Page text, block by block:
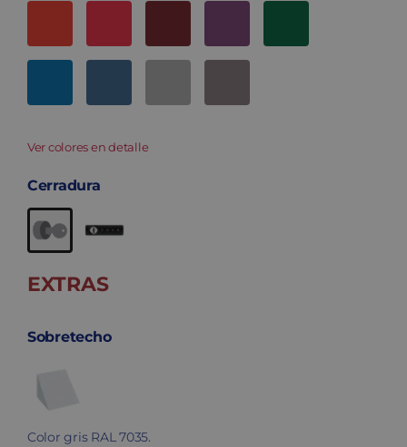
Ver colores en detalle
Cerradura
EXTRAS
Sobretecho
Color gris RAL 7035.